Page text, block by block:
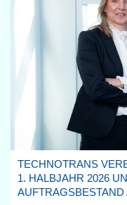
TECHNOTRANS
1. HALBJAHR 2026
AUFTRAGSBESTAND